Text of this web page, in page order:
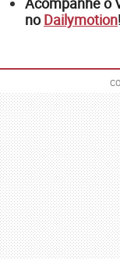
noDailymotion!